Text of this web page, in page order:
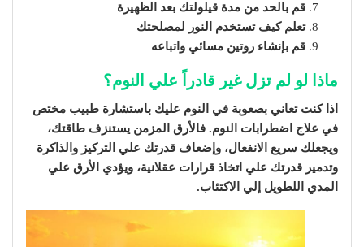
قم بالحد من مدة قيلولتك بعد الظهيرة
تعلم كيف تستخدم النور لمصلحتك
قم بإنشاء روتين مسائي واتباعه
ماذا لو لم تزل غير قادراً علي النوم؟
اذا كنت تعاني بصعوبة في النوم عليك باستشارة طبيب مختص
في علاج اضطرابات النوم. فالأرق المزمن يستنزف طاقتك،
ويجعلك سريع الانفعال، وإضعاف قدرتك علي التركيز والذاكرة
وتدمير قدرتك علي اتخاذ قرارات عقلانية، ويؤدي الأرق علي
المدي اللطويل إلي الاكتئاب.